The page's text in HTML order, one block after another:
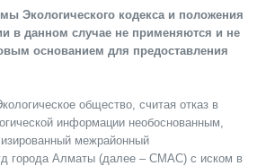
Экологического кодекса и положения
в данном случае не применяются и не
основанием для предоставления
общество, считая отказ в
информации необоснованным,
межрайонный
города Алматы (далее – СМАС) с иском в